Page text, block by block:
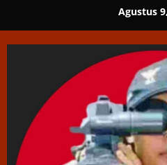
to
content
Agustus